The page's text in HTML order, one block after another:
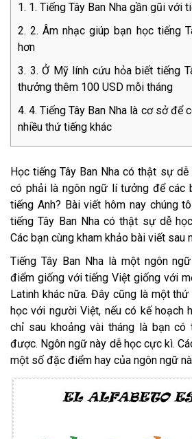
1. Tiếng Tây Ban Nha gần gũi với
2. Âm nhạc giúp bạn học tiếng
hơn
3. Ở Mỹ lính cứu hỏa biết tiếng
thưởng thêm 100 USD mỗi tháng
4. Tiếng Tây Ban Nha là cơ sở để
nhiều thứ tiếng khác
Học tiếng Tây Ban Nha có thật sự
có phải là ngôn ngữ lí tưởng để các
tiếng Anh? Bài viết hôm nay chúng
tiếng Tây Ban Nha có thật sự dễ
Các bạn cùng kham khảo bài viết sau
Tiếng Tây Ban Nha là một ngôn
điểm giống với tiếng Việt giống với
Latinh khác nữa. Đây cũng là một
học với người Việt, nếu có kế hoạch
chỉ sau khoảng vài tháng là bạn có
được. Ngôn ngữ này dễ học cực kì.
một số đặc điểm hay của ngôn ngữ